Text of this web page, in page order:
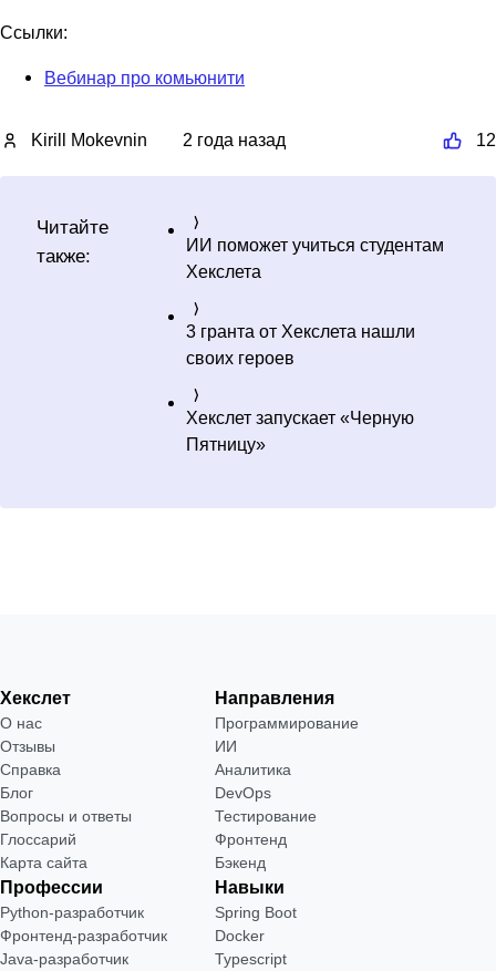
Ссылки:
Вебинар про комьюнити
Kirill Mokevnin 2 года назад 12
Читайте
также:
ИИ поможет учиться студентам
Хекслета
3 гранта от Хекслета нашли
своих героев
Хекслет запускает «Черную
Пятницу»
Хекслет
О нас
Отзывы
Справка
Блог
Вопросы и ответы
Глоссарий
Карта сайта
Направления
Программирование
ИИ
Аналитика
DevOps
Тестирование
Фронтенд
Бэкенд
Профессии
Python-разработчик
Фронтенд-разработчик
Java-разработчик
Навыки
Spring Boot
Docker
Typescript